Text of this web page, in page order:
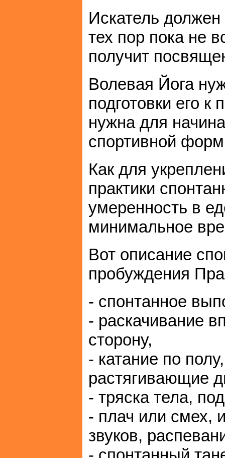
Искатель
тех пор пока не
получит
Волевая Йога
подготовки его
нужна для
спортивной
Как для
практики
умеренность в
минимальное
Вот описание
пробуждения
- спонтанное
- раскачивание
сторону,
- катание по
растягивающие
- тряска тела,
- плач или смех,
звуков,